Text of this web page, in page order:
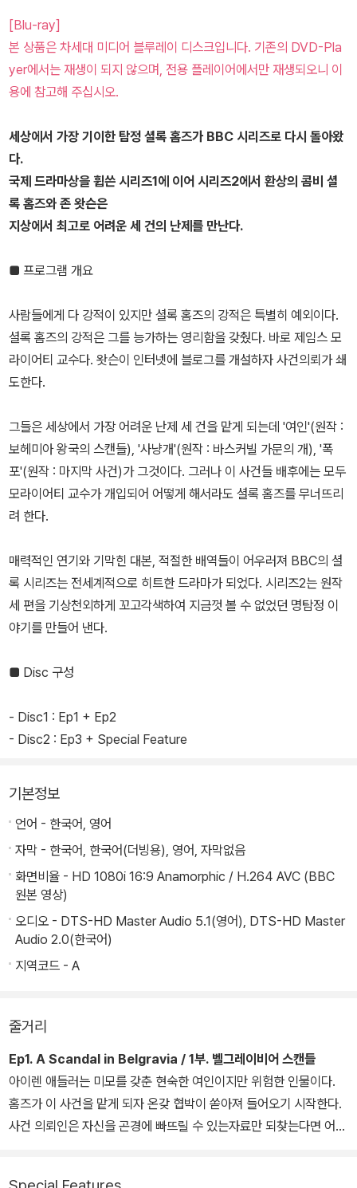
[Blu-ray]
본 상품은 차세대 미디어 블루레이 디스크입니다. 기존의 DVD-Pla
yer에서는 재생이 되지 않으며, 전용 플레이어에서만 재생되오니 이
용에 참고해 주십시오.
세상에서 가장 기이한 탐정 셜록 홈즈가 BBC 시리즈로 다시 돌아왔
다.
국제 드라마상을 휩쓴 시리즈1에 이어 시리즈2에서 환상의 콤비 셜
록 홈즈와 존 왓슨은
지상에서 최고로 어려운 세 건의 난제를 만난다.
■ 프로그램 개요
사람들에게 다 강적이 있지만 셜록 홈즈의 강적은 특별히 예외이다.
셜록 홈즈의 강적은 그를 능가하는 영리함을 갖췄다. 바로 제임스 모
라이어티 교수다. 왓슨이 인터넷에 블로그를 개설하자 사건의뢰가 쇄
도한다.
그들은 세상에서 가장 어려운 난제 세 건을 맡게 되는데 '여인'(원작 :
보헤미아 왕국의 스캔들), '사냥개'(원작 : 바스커빌 가문의 개), '폭
포'(원작 : 마지막 사건)가 그것이다. 그러나 이 사건들 배후에는 모두
모라이어티 교수가 개입되어 어떻게 해서라도 셜록 홈즈를 무너뜨리
려 한다.
매력적인 연기와 기막힌 대본, 적절한 배역들이 어우러져 BBC의 셜
록 시리즈는 전세계적으로 히트한 드라마가 되었다. 시리즈2는 원작
세 편을 기상천외하게 꼬고각색하여 지금껏 볼 수 없었던 명탐정 이
야기를 만들어 낸다.
■ Disc 구성
- Disc1 : Ep1 + Ep2
- Disc2 : Ep3 + Special Feature
기본정보
언어 - 한국어, 영어
자막 - 한국어, 한국어(더빙용), 영어, 자막없음
화면비율 - HD 1080i 16:9 Anamorphic / H.264 AVC (BBC
원본 영상)
오디오 - DTS-HD Master Audio 5.1(영어), DTS-HD Master
Audio 2.0(한국어)
지역코드 - A
줄거리
Ep1. A Scandal in Belgravia / 1부. 벨그레이비어 스캔들
아이렌 애들러는 미모를 갖춘 현숙한 여인이지만 위험한 인물이다.
홈즈가 이 사건을 맡게 되자 온갖 협박이 쏟아져 들어오기 시작한다.
사건 의뢰인은 자신을 곤경에 빠뜨릴 수 있는자료만 되찾는다면 어떤